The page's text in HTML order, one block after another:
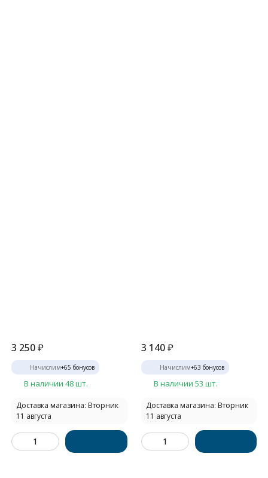
3 250₽
Начислим+65 бонусов
В наличии 48 шт.
Доставка магазина: Вторник
11 августа
3 140 ₽
Начислим+63 бонусов
В наличии 53 шт.
Доставка магазина: Вторник
11 августа